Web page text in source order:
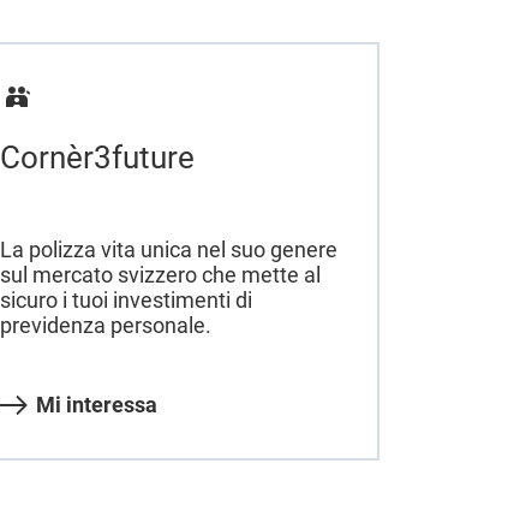
Cornèr3future
La polizza vita unica nel suo genere
sul mercato svizzero che mette al
sicuro i tuoi investimenti di
previdenza personale.
Mi interessa